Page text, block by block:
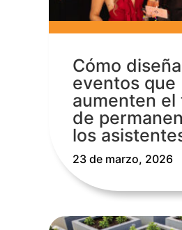
Cómo
eventos que
aumenten el
de
los
23 de marzo, 2026